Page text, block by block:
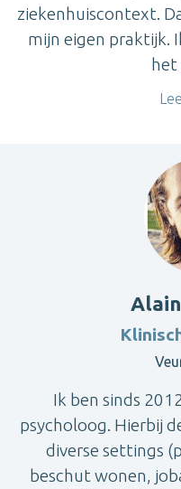
ziekenhuiscontext.
mijn eigen praktijk.
het
Ik ben sinds
psycholoog. Hierbij
diverse settings
beschut wonen,